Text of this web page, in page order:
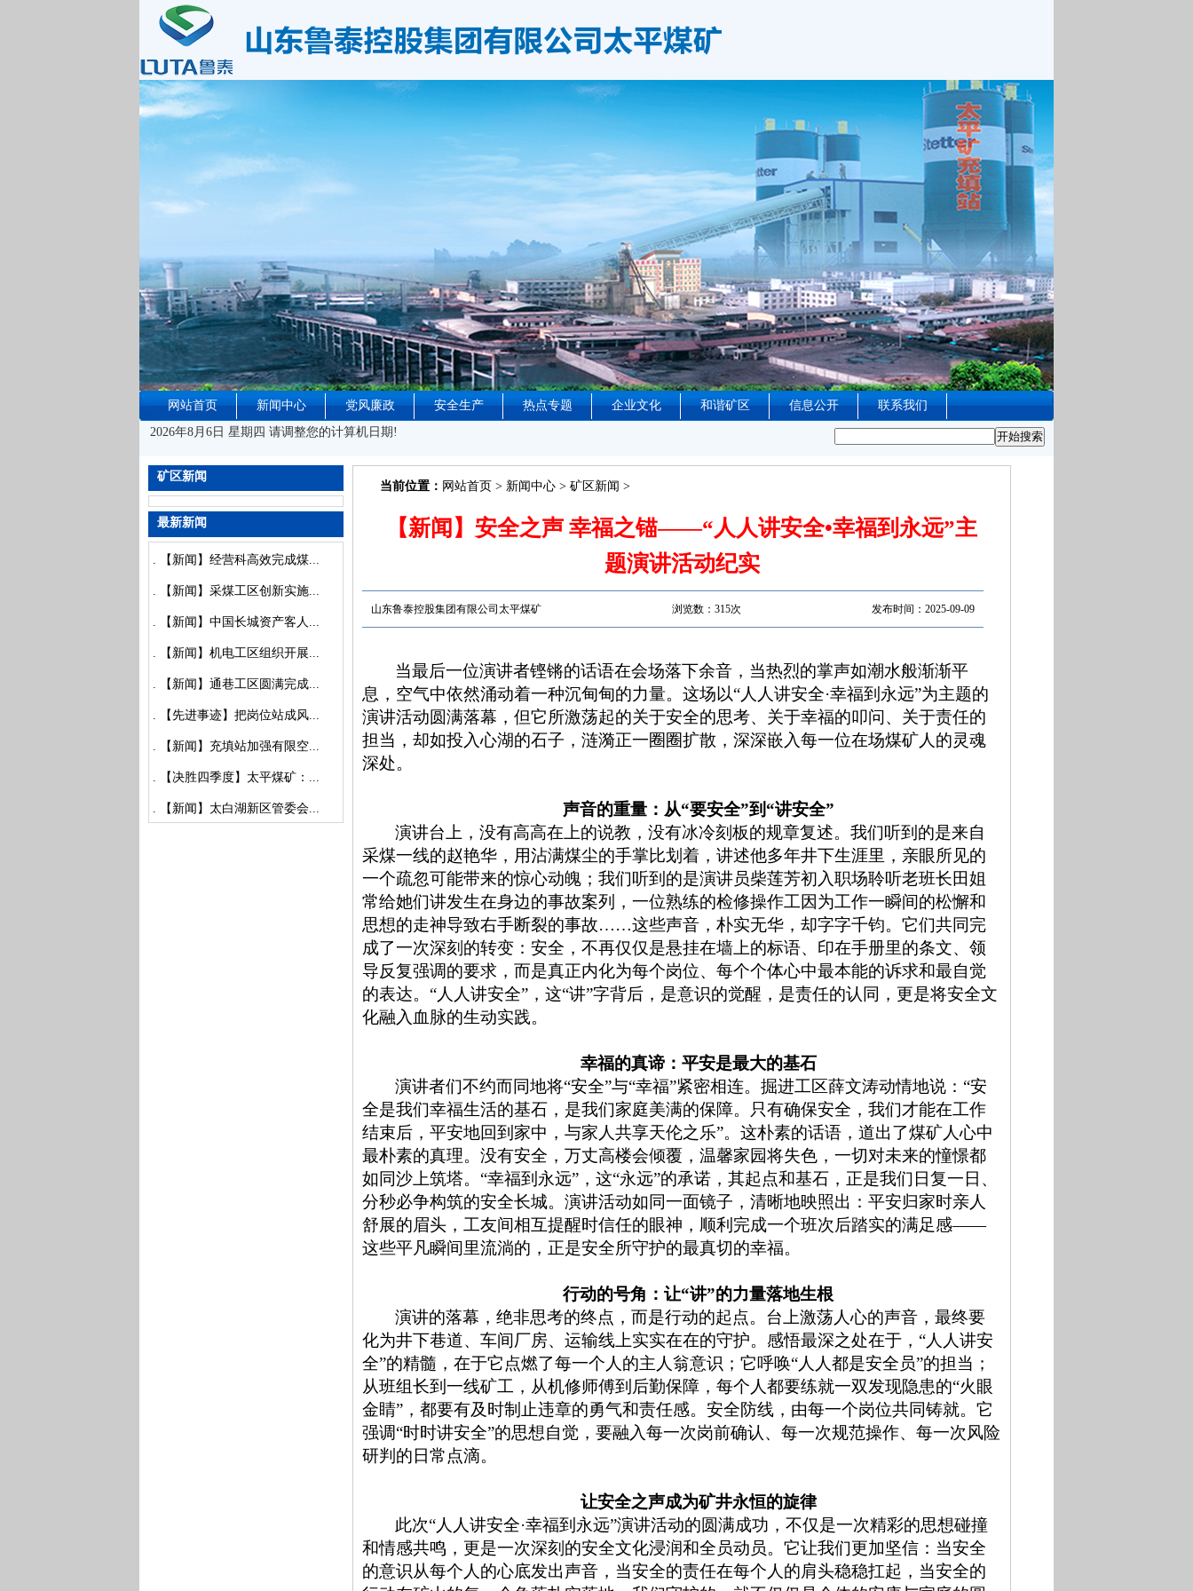
网站首页 新闻中心 党风廉政 安全生产 热点专题 企业文化 和谐矿区 信息公开
联系我们
2026年8月6日 星期四 请调整您的计算机日期!
矿区新闻
最新新闻
. 【新闻】经营科高效完成煤...
. 【新闻】采煤工区创新实施...
. 【新闻】中国长城资产客人...
. 【新闻】机电工区组织开展...
. 【新闻】通巷工区圆满完成...
. 【先进事迹】把岗位站成风...
. 【新闻】充填站加强有限空...
. 【决胜四季度】太平煤矿：...
. 【新闻】太白湖新区管委会...
当前位置： 网站首页 > 新闻中心 > 矿区新闻 >
【新闻】安全之声 幸福之锚——“人人讲安全•幸福到永远”主
题演讲活动纪实
山东鲁泰控股集团有限公司太平煤矿 浏览数： 315次 发布时间：2025-09-09
当最后一位演讲者铿锵的话语在会场落下余音，当热烈的掌声如潮水般渐渐平
息，空气中依然涌动着一种沉甸甸的力量。这场以“人人讲安全·幸福到永远”为主题的
演讲活动圆满落幕，但它所激荡起的关于安全的思考、关于幸福的叩问、关于责任的
担当，却如投入心湖的石子，涟漪正一圈圈扩散，深深嵌入每一位在场煤矿人的灵魂
深处。
声音的重量：从“要安全”到“讲安全”
演讲台上，没有高高在上的说教，没有冰冷刻板的规章复述。我们听到的是来自
采煤一线的赵艳华，用沾满煤尘的手掌比划着，讲述他多年井下生涯里，亲眼所见的
一个疏忽可能带来的惊心动魄；我们听到的是演讲员柴莲芳初入职场聆听老班长田姐
常给她们讲发生在身边的事故案列，一位熟练的检修操作工因为工作一瞬间的松懈和
思想的走神导致右手断裂的事故……这些声音，朴实无华，却字字千钧。它们共同完
成了一次深刻的转变：安全，不再仅仅是悬挂在墙上的标语、印在手册里的条文、领
导反复强调的要求，而是真正内化为每个岗位、每个个体心中最本能的诉求和最自觉
的表达。“人人讲安全”，这“讲”字背后，是意识的觉醒，是责任的认同，更是将安全文
化融入血脉的生动实践。
幸福的真谛：平安是最大的基石
演讲者们不约而同地将“安全”与“幸福”紧密相连。掘进工区薛文涛动情地说：“安
全是我们幸福生活的基石，是我们家庭美满的保障。只有确保安全，我们才能在工作
结束后，平安地回到家中，与家人共享天伦之乐”。 这朴素的话语，道出了煤矿人心中
最朴素的真理。没有安全，万丈高楼会倾覆，温馨家园将失色，一切对未来的憧憬都
如同沙上筑塔。“幸福到永远”，这“永远”的承诺，其起点和基石，正是我们日复一日、
分秒必争构筑的安全长城。演讲活动如同一面镜子，清晰地映照出：平安归家时亲人
舒展的眉头，工友间相互提醒时信任的眼神，顺利完成一个班次后踏实的满足感——
这些平凡瞬间里流淌的，正是安全所守护的最真切的幸福。
行动的号角：让“讲”的力量落地生根
演讲的落幕，绝非思考的终点，而是行动的起点。台上激荡人心的声音，最终要
化为井下巷道、车间厂房、运输线上实实在在的守护。感悟最深之处在于，“人人讲安
全”的精髓，在于它点燃了每一个人的主人翁意识；它呼唤“人人都是安全员”的担当；
从班组长到一线矿工，从机修师傅到后勤保障，每个人都要练就一双发现隐患的“火眼
金睛”，都要有及时制止违章的勇气和责任感。安全防线，由每一个岗位共同铸就。它
强调“时时讲安全”的思想自觉，要融入每一次岗前确认、每一次规范操作、每一次风险
研判的日常点滴。
让安全之声成为矿井永恒的旋律
此次“人人讲安全·幸福到永远”演讲活动的圆满成功，不仅是一次精彩的思想碰撞
和情感共鸣，更是一次深刻的安全文化浸润和全员动员。它让我们更加坚信：当安全
的意识从每个人的心底发出声音，当安全的责任在每个人的肩头稳稳扛起，当安全的